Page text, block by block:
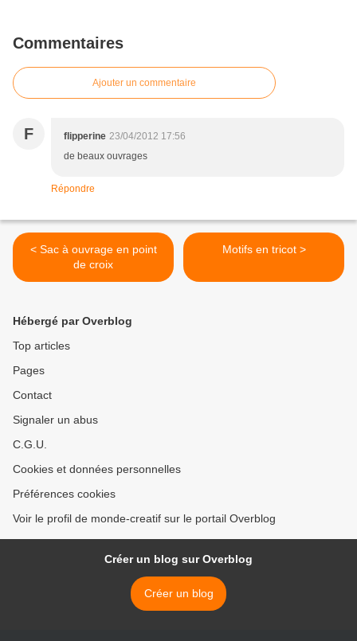
Commentaires
Ajouter un commentaire
F flipperine 23/04/2012 17:56
de beaux ouvrages
Répondre
< Sac à ouvrage en point
de croix
Motifs en tricot >
Hébergé par Overblog
Top articles
Pages
Contact
Signaler un abus
C.G.U.
Cookies et données personnelles
Préférences cookies
Voir le profil de monde-creatif sur le portail Overblog
Créer un blog sur Overblog
Créer un blog